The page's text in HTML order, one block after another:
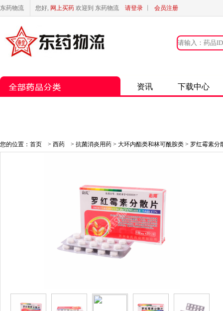
东药物流 您好, 网上买药 欢迎到 东药物流 请登录 会员注册
资讯 下载中心
您的位置： 首页 > 西药 > 抗菌消炎用药 > 大环内酯类和林可酰胺类 > 罗红霉素分